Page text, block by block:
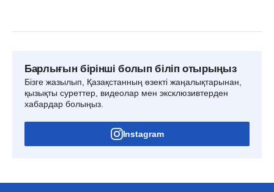
Барлығын бірінші болып біліп отырыңыз
Бізге жазылып, Қазақстанның өзекті жаңалықтарынан,
қызықты суреттер, видеолар мен эксклюзивтерден
хабардар болыңыз.
Instagram